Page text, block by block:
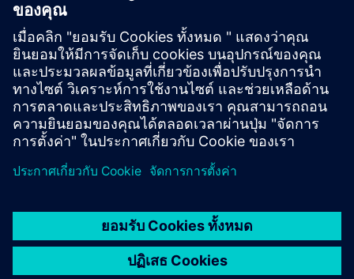
ผลิตภัณฑ์ที่เกี่ยวข้อง
ข้อมูลและแหล่งข้อมูลเพิ่มเติม
More information